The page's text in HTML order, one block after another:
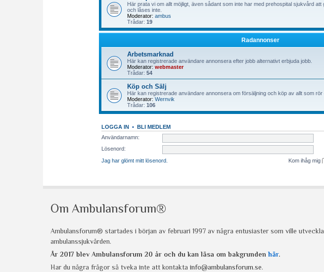
Om Ambulansforum®
Ambulansforum® startades i början av februari 1997 av några entusiaster som ville utveckla
ambulanssjukvården.
År 2017 blev Ambulansforum 20 år och du kan läsa om bakgrunden här.
Har du några frågor så tveka inte att kontakta info@ambulansforum.se.